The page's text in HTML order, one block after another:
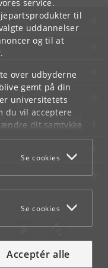
service.
til
uddannelser
og til at
over udbyderne
gemt på din
universitetets
du vil acceptere
dit samtykke
du finder i
Se cookies
Se cookies
Acceptér alle